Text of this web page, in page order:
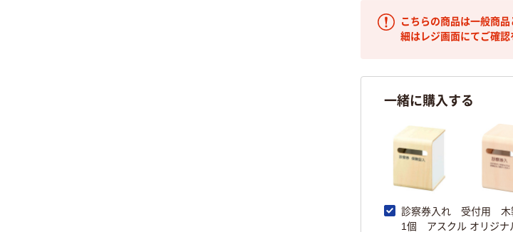
こちらの商品は一般商
細はレジ画面にてご確認
一緒に購入する
診察券入れ 受付用
1個 アスクル オリジナ